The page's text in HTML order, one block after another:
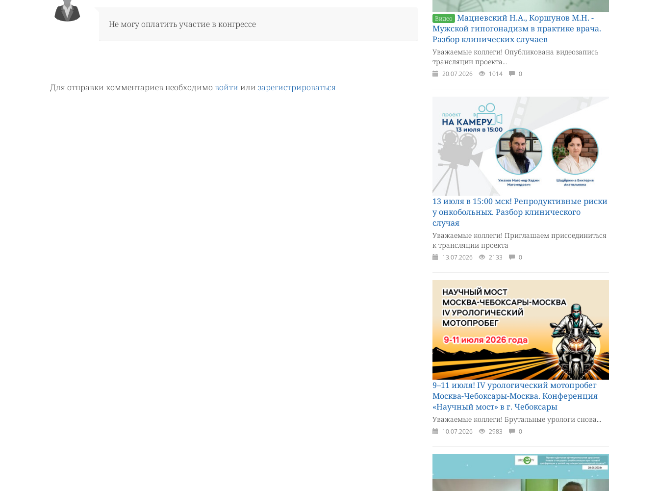
Не могу оплатить участие в конгрессе
Для отправки комментариев необходимо войти или зарегистрироваться
Видео Мациевский Н.А., Коршунов М.Н. -
Мужской гипогонадизм в практике врача.
Разбор клинических случаев
Уважаемые коллеги! Опубликована видеозапись
трансляции проекта...
20.07.2026 1014 0
13 июля в 15:00 мск! Репродуктивные риски
у онкобольных. Разбор клинического
случая
Уважаемые коллеги! Приглашаем присоединиться
к трансляции проекта
13.07.2026 2133 0
9–11 июля! IV урологический мотопробег
Москва-Чебоксары-Москва. Конференция
«Научный мост» в г. Чебоксары
Уважаемые коллеги! Брутальные урологи снова...
10.07.2026 2983 0